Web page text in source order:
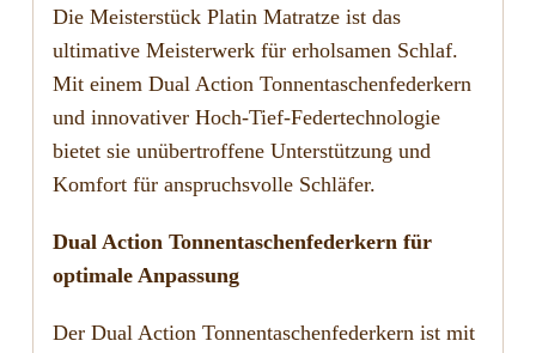
Die Meisterstück Platin Matratze ist das
ultimative Meisterwerk für erholsamen Schlaf.
Mit einem Dual Action Tonnentaschenfederkern
und innovativer Hoch-Tief-Federtechnologie
bietet sie unübertroffene Unterstützung und
Komfort für anspruchsvolle Schläfer.
Dual Action Tonnentaschenfederkern für
optimale Anpassung
Der Dual Action Tonnentaschenfederkern ist mit